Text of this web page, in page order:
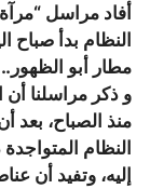
أفاد مراسل
النظام بدأ صباح
مطار أبو الظهور.. وقد
و ذكر مراسلنا أن
منذ الصباح،
النظام
إليه، وتفيد أن